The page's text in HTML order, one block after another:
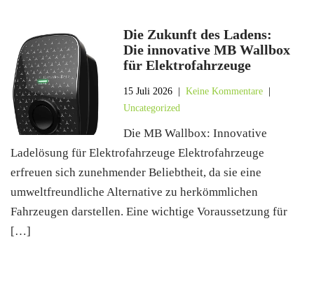
Die Zukunft des Ladens:
Die innovative MB Wallbox
für Elektrofahrzeuge
15 Juli 2026 |Keine Kommentare
Uncategorized
Die MB Wallbox: Innovative
Ladelösung für Elektrofahrzeuge Elektrofahrzeuge
erfreuen sich zunehmender Beliebtheit, da sie eine
umweltfreundliche Alternative zu herkömmlichen
Fahrzeugen darstellen. Eine wichtige Voraussetzung für
[…]